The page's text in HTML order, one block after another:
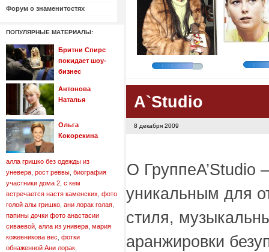
Форум о знаменитостях
ПОПУЛЯРНЫЕ МАТЕРИАЛЫ:
Бритни Спирс
покидает шоу-
бизнес
Антонова
Наталья
Ольга
Кокорекина
алла гришко без одежды из
уневера рост реввы биография
участники дома 2 с кем
встречается настя каменских фото
голой алы гришко ани лорак голая
папины дочки фото анастасии
сиваевой алла из универа мария
кожевникова вес фотки
обнаженной Ани лорак
A`Studio
8 декабря 2009
О ГруппеA’Studio
уникальным для
стиля,
аранжировки